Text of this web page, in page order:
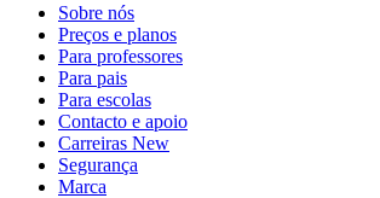
Sobre nós
Preços e planos
Para professores
Para pais
Para escolas
Contacto e apoio
Carreiras New
Segurança
Marca